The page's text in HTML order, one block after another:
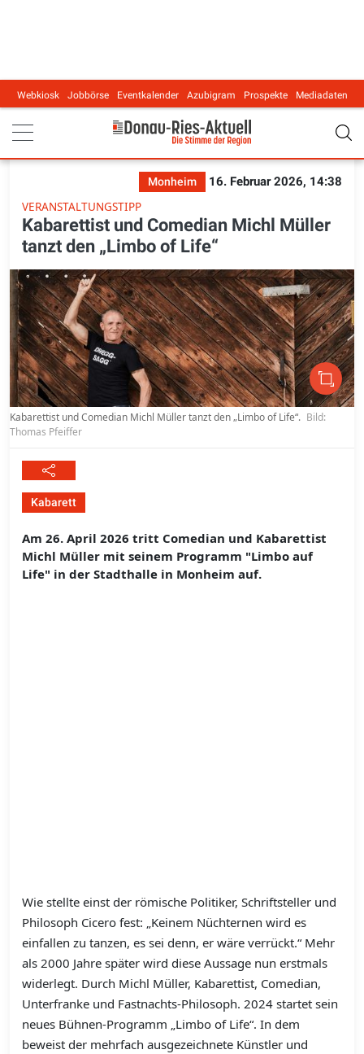
Main navigation
Webkiosk Jobbörse Eventkalender Azubigram Prospekte Mediadaten
Monheim
16. Februar 2026, 14:38
VERANSTALTUNGSTIPP
Kabarettist und Comedian Michl Müller
tanzt den „Limbo of Life“
Kabarettist und Comedian Michl Müller tanzt den „Limbo of Life“. Bild:
Thomas Pfeiffer
Kabarett
Am 26. April 2026 tritt Comedian und Kabarettist
Michl Müller mit seinem Programm "Limbo auf
Life" in der Stadthalle in Monheim auf.
Wie stellte einst der römische Politiker, Schriftsteller und
Philosoph Cicero fest: „Keinem Nüchternen wird es
einfallen zu tanzen, es sei denn, er wäre verrückt.“ Mehr
als 2000 Jahre später wird diese Aussage nun erstmals
widerlegt. Durch Michl Müller, Kabarettist, Comedian,
Unterfranke und Fastnachts-Philosoph. 2024 startet sein
neues Bühnen-Programm „Limbo of Life“. In dem
beweist der mehrfach ausgezeichnete Künstler und